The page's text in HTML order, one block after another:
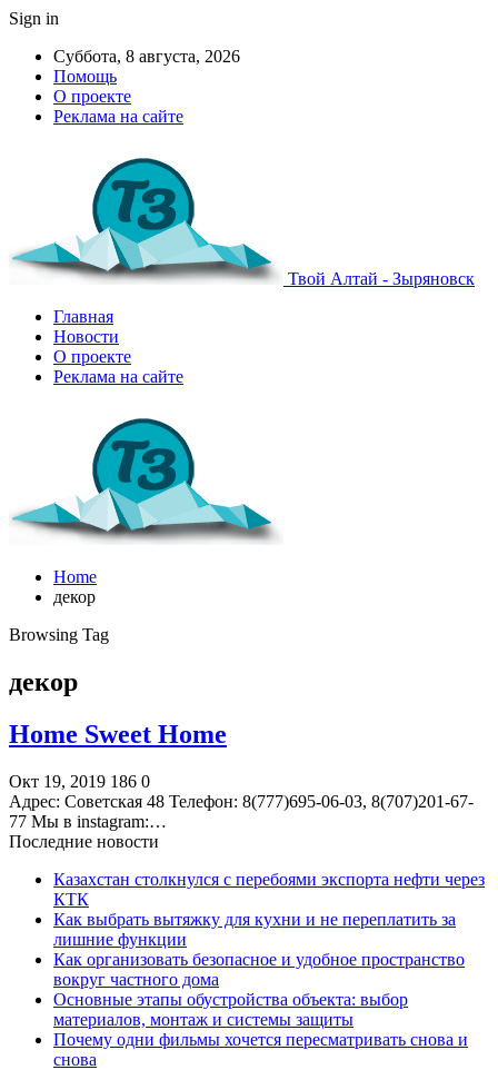
Sign in
Суббота, 8 августа, 2026
Помощь
О проекте
Реклама на сайте
Твой Алтай - Зыряновск
Главная
Новости
О проекте
Реклама на сайте
Home
декор
Browsing Tag
декор
Home Sweet Home
Окт 19, 2019 186 0
Адрес: Советская 48 Телефон: 8(777)695-06-03, 8(707)201-67-
77 Мы в instagram:…
Последние новости
Казахстан столкнулся с перебоями экспорта нефти через
КТК
Как выбрать вытяжку для кухни и не переплатить за
лишние функции
Как организовать безопасное и удобное пространство
вокруг частного дома
Основные этапы обустройства объекта: выбор
материалов, монтаж и системы защиты
Почему одни фильмы хочется пересматривать снова и
снова